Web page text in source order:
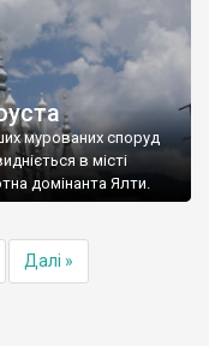
мурованих споруд
в місті
домінанта Ялти.
Далі »